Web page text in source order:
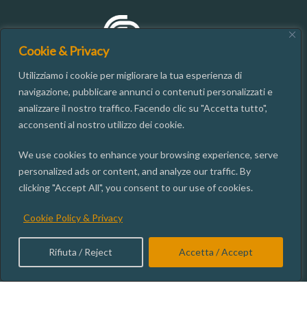
Cookie & Privacy
Utilizziamo i cookie per migliorare la tua esperienza di
navigazione, pubblicare annunci o contenuti personalizzati e
analizzare il nostro traffico. Facendo clic su "Accetta tutto",
acconsenti al nostro utilizzo dei cookie.
We use cookies to enhance your browsing experience, serve
personalized ads or content, and analyze our traffic. By
clicking "Accept All", you consent to our use of cookies.
Cookie Policy & Privacy
Rifiuta / Reject Accetta / Accept
CONTATTI
06.49937667
ISGI SOCIAL